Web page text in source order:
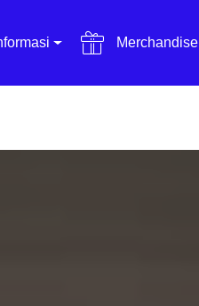
Merchandise